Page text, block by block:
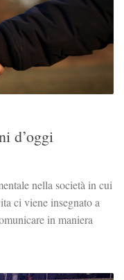
d’oggi
nella società in cui
ci viene insegnato a
in maniera